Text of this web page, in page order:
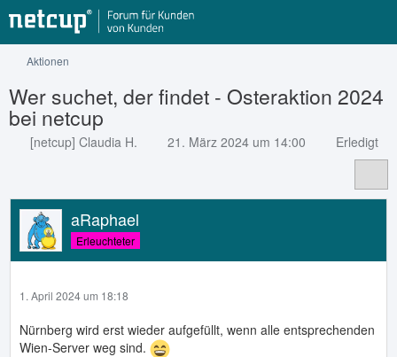
Aktionen
Wer suchet, der findet - Osteraktion 2024
bei netcup
[netcup] Claudia H. 21. März 2024 um 14:00 Erledigt
aRaphael
Erleuchteter
1. April 2024 um 18:18
Nürnberg wird erst wieder aufgefüllt, wenn alle entsprechenden
Wien-Server weg sind.